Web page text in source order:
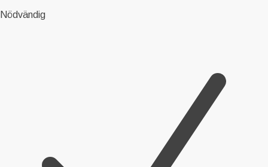
Nödvändig